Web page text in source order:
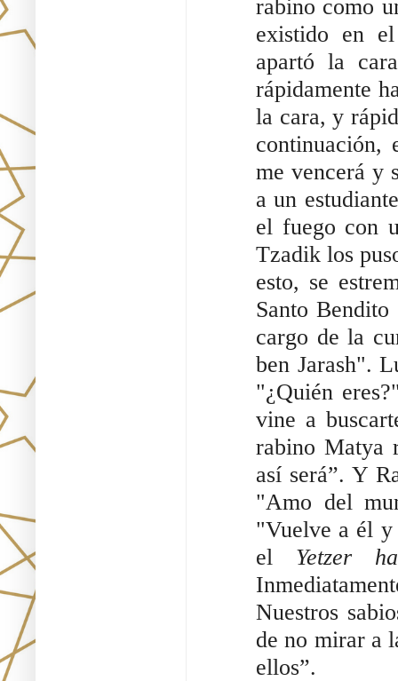
rabino como
existido en
apartó la
rápidamente
la cara, y
me vencerá y
a un
el fuego con
Tzadik los
esto, se
Santo
cargo de la
ben Jarash".
"¿Quién
vine a
rabino Matya
así será”. Y
"Amo del
"Vuelve a él y
el Yetzer
Nuestros
de no mirar a
ellos”.